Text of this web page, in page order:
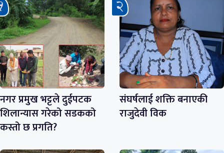
नगर प्रमुख भट्टले दुईपटक
शिलान्यास गरेको सडकको
कस्तो छ प्रगति?
संघर्षलाई शक्ति बनाएकी
राजुदेवी विक